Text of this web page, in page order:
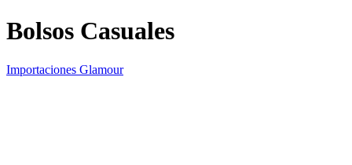
Bolsos Casuales
Importaciones Glamour